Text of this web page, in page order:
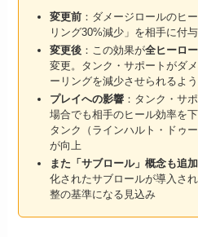
変更前 ：ダメージロールのヒ
リング30%減少」を相手に付
変更後 ：この効果が全ヒーロ
変更。タンク・サポートがダ
ーリングを減少させられるよ
プレイへの影響 ：タンク・サ
場合でも相手のヒール効率を
タンク（ラインハルト・ドゥ
が向上
また「サブロール」概念も追加
化されたサブロールが導入さ
整の基準になる見込み